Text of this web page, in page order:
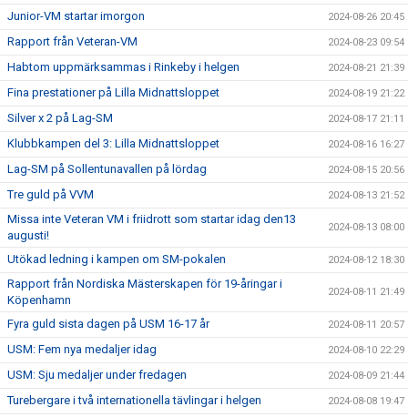
Junior-VM startar imorgon 2024-08-26 20:45
Rapport från Veteran-VM 2024-08-23 09:54
Habtom uppmärksammas i Rinkeby i helgen 2024-08-21 21:39
Fina prestationer på Lilla Midnattsloppet 2024-08-19 21:22
Silver x 2 på Lag-SM 2024-08-17 21:11
Klubbkampen del 3: Lilla Midnattsloppet 2024-08-16 16:27
Lag-SM på Sollentunavallen på lördag 2024-08-15 20:56
Tre guld på VVM 2024-08-13 21:52
Missa inte Veteran VM i friidrott som startar idag den13
augusti!
2024-08-13 08:00
Utökad ledning i kampen om SM-pokalen 2024-08-12 18:30
Rapport från Nordiska Mästerskapen för 19-åringar i
Köpenhamn
2024-08-11 21:49
Fyra guld sista dagen på USM 16-17 år 2024-08-11 20:57
USM: Fem nya medaljer idag 2024-08-10 22:29
USM: Sju medaljer under fredagen 2024-08-09 21:44
Turebergare i två internationella tävlingar i helgen 2024-08-08 19:47